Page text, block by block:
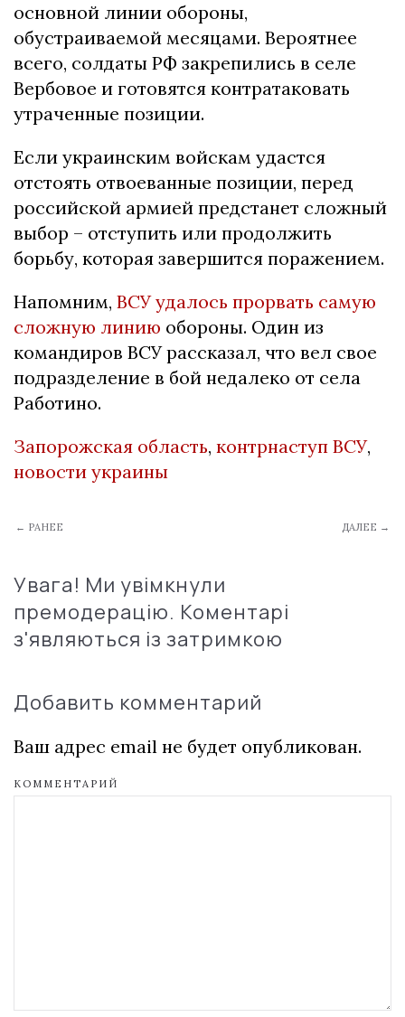
основной линии обороны,
обустраиваемой месяцами. Вероятнее
всего, солдаты РФ закрепились в селе
Вербовое и готовятся контратаковать
утраченные позиции.
Если украинским войскам удастся
отстоять отвоеванные позиции, перед
российской армией предстанет сложный
выбор – отступить или продолжить
борьбу, которая завершится поражением.
Напомним, ВСУ удалось прорвать самую
сложную линию обороны. Один из
командиров ВСУ рассказал, что вел свое
подразделение в бой недалеко от села
Работино.
Запорожская область, контрнаступ ВСУ,
новости украины
← РАНЕЕ ДАЛЕЕ →
Увага! Ми увімкнули
премодерацію. Коментарі
з'являються із затримкою
Добавить комментарий
Ваш адрес email не будет опубликован.
КОММЕНТАРИЙ